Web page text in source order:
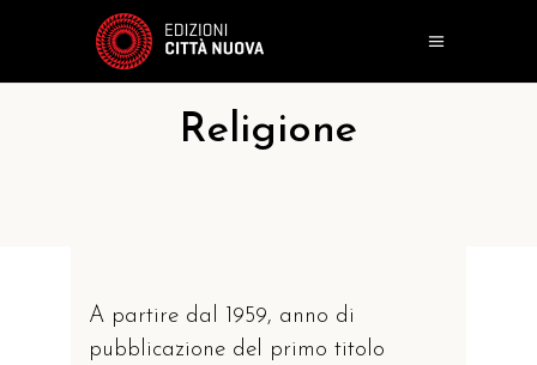
Religione
A partire dal 1959, anno di
pubblicazione del primo titolo